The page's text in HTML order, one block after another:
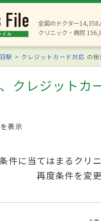
全国のドクター14,358
クリニック・病院
駅 クレジットカード対応 の
クレジットカ
表示
件に当てはまるクリ
再度条件を変